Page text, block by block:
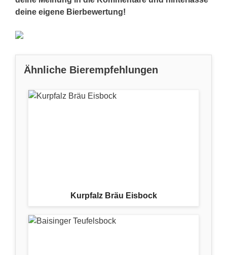
deine eigene Bierbewertung!
Ähnliche Bierempfehlungen
Kurpfalz Bräu Eisbock